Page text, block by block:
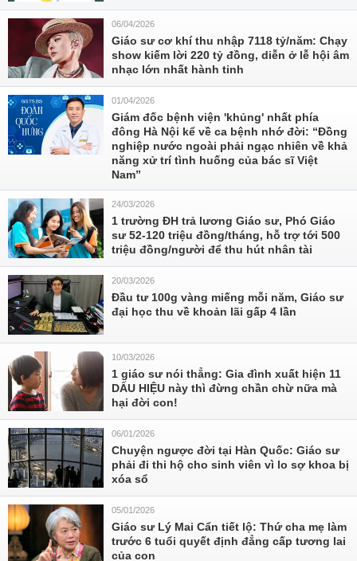
06/04/2026
Giáo sư cơ khí thu nhập 7118 tỷ/năm: Chạy
show kiếm lời 220 tỷ đồng, diễn ở lễ hội âm
nhạc lớn nhất hành tinh
01/04/2026
Giám đốc bệnh viện 'khủng' nhất phía
đông Hà Nội kể về ca bệnh nhớ đời: “Đồng
nghiệp nước ngoài phải ngạc nhiên về khả
năng xử trí tình huống của bác sĩ Việt
Nam”
24/03/2026
1 trường ĐH trả lương Giáo sư, Phó Giáo
sư 52-120 triệu đồng/tháng, hỗ trợ tới 500
triệu đồng/người để thu hút nhân tài
20/03/2026
Đầu tư 100g vàng miếng mỗi năm, Giáo sư
đại học thu về khoản lãi gấp 4 lần
10/03/2026
1 giáo sư nói thẳng: Gia đình xuất hiện 11
DẤU HIỆU này thì đừng chần chừ nữa mà
hại đời con!
06/01/2026
Chuyện ngược đời tại Hàn Quốc: Giáo sư
phải đi thi hộ cho sinh viên vì lo sợ khoa bị
xóa sổ
05/01/2026
Giáo sư Lý Mai Cẩn tiết lộ: Thứ cha mẹ làm
trước 6 tuổi quyết định đẳng cấp tương lai
của con